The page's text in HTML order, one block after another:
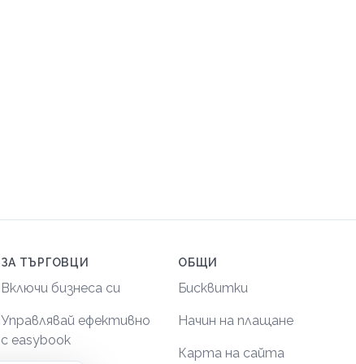
ЗА ТЪРГОВЦИ
Включи бизнеса си
Управлявай ефективно
с easybook
ОБЩИ
Бисквитки
Начин на плащане
Карта на сайта